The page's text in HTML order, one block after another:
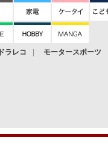
ドラレコ モータースポーツ